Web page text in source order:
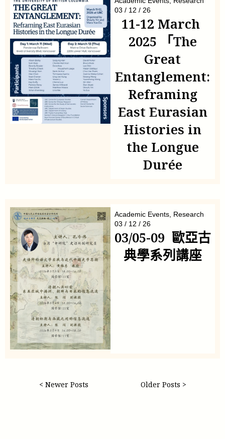
03 / 12 / 26
11-12 March
2025 「The
Great
Entanglement:
Reframing
East Eurasian
Histories in
the Longue
Durée
Academic Events, Research
03 / 12 / 26
03/05-09 歐亞古
典學系列講座
< Newer Posts Older Posts >